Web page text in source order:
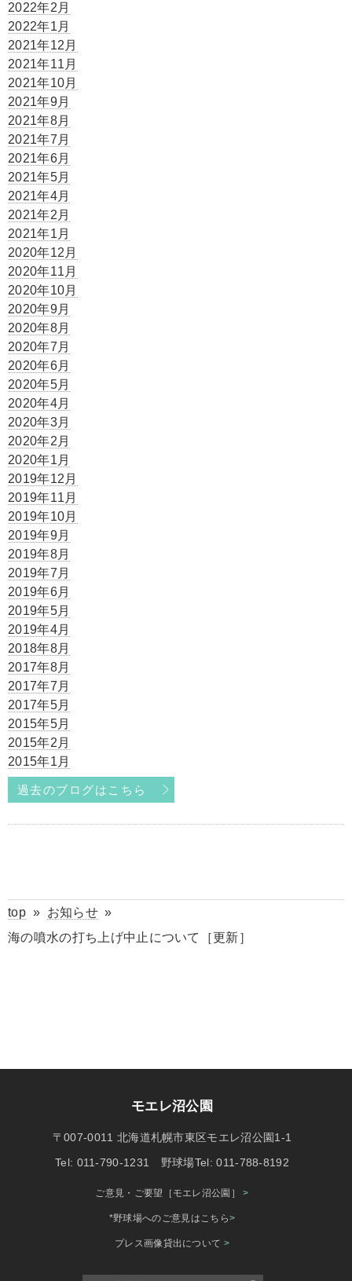
2022年2月
2022年1月
2021年12月
2021年11月
2021年10月
2021年9月
2021年8月
2021年7月
2021年6月
2021年5月
2021年4月
2021年2月
2021年1月
2020年12月
2020年11月
2020年10月
2020年9月
2020年8月
2020年7月
2020年6月
2020年5月
2020年4月
2020年3月
2020年2月
2020年1月
2019年12月
2019年11月
2019年10月
2019年9月
2019年8月
2019年7月
2019年6月
2019年5月
2019年4月
2018年8月
2017年8月
2017年7月
2017年5月
2015年5月
2015年2月
2015年1月
過去のブログはこちら
top» お知らせ»
海の噴水の打ち上げ中止について［更新］
モエレ沼公園
〒007-0011 北海道札幌市東区モエレ沼公園1-1
Tel: 011-790-1231 野球場Tel: 011-788-8192
ご意見・ご要望［モエレ沼公園］>
*野球場へのご意見はこちら>
プレス画像貸出について >